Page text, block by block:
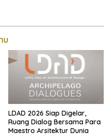
LDAD 2026 Siap Digelar,
Ruang Dialog Bersama Para
Maestro Arsitektur Dunia